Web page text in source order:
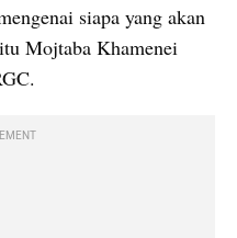
siapa yang akan
Mojtaba Khamenei